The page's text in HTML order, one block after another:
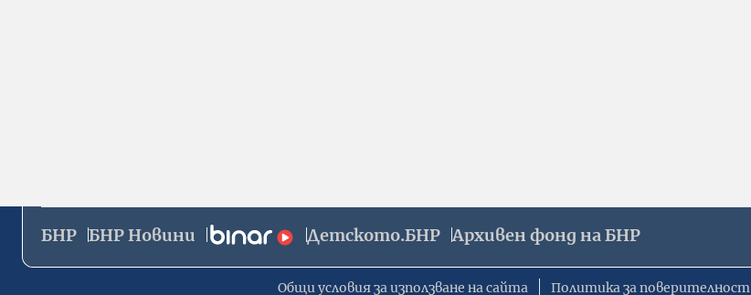
БНР БНР Новини Детското.БНР Архивен фонд на БНР
Общи условия за използване на сайта Политика за поверителност